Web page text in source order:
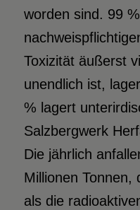
worden sind. 99
Toxizität äußerst
unendlich ist,
% lagert
Salzbergwerk
Die jährlich
Millionen Tonnen,
als die